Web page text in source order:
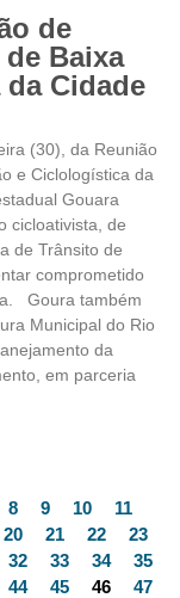
de
Baixa
Cidade
(30), da Reunião
e Ciclologística da
Gouara
cicloativista, de
de Trânsito de
comprometido
Goura também
Municipal do Rio
da
em parceria
8 9 10
11
20 21 22
23
32 33 34
35
44 45 46
47